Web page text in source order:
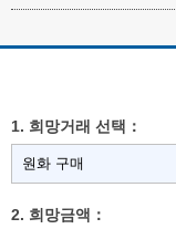
1. 희망거래 선택：
2. 희망금액：